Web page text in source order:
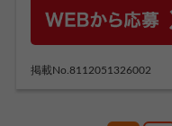
掲載No.8112051326002